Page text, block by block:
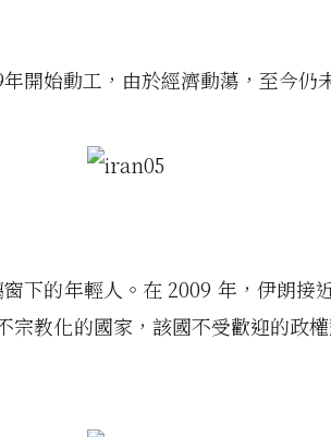
開始動工，由於經濟動蕩，至今仍
下的年輕人。在 2009 年，伊朗接
宗教化的國家，該國不受歡迎的政